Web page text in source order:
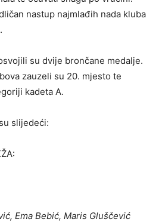
nastup najmlađih nada kluba
su dvije brončane medalje.
zauzeli su 20. mjesto te
kadeta A.
slijedeći:
Ema Bebić, Maris Gluščević